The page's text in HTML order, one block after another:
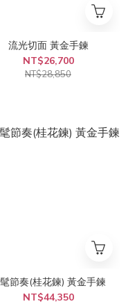
流光切面 黃金手鍊
NT$26,700
NT$28,850
節奏(桂花鍊) 黃金手鍊
NT$44,350